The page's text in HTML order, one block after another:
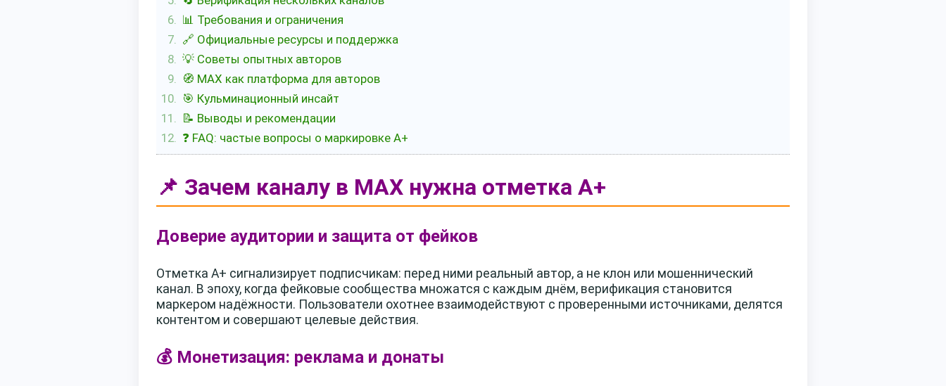
📊 Требования и ограничения
🔗 Официальные ресурсы и поддержка
💡 Советы опытных авторов
🧭 MAX как платформа для авторов
🎯 Кульминационный инсайт
📝 Выводы и рекомендации
❓ FAQ: частые вопросы о маркировке А+
📌 Зачем каналу в MAX нужна отметка А+
Доверие аудитории и защита от фейков
Отметка А+ сигнализирует подписчикам: перед ними реальный автор, а не клон или мошеннический
канал. В эпоху, когда фейковые сообщества множатся с каждым днём, верификация становится
маркером надёжности. Пользователи охотнее взаимодействуют с проверенными источниками, делятся
контентом и совершают целевые действия.
💰 Монетизация: реклама и донаты